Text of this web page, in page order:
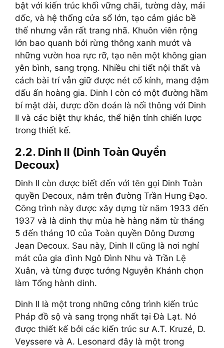
bật với kiến trúc khối vững chãi, tường dày, mái
dốc, và hệ thống cửa sổ lớn, tạo cảm giác bề
thế nhưng vẫn rất trang nhã. Khuôn viên rộng
lớn bao quanh bởi rừng thông xanh mướt và
những vườn hoa rực rỡ, tạo nên một không gian
yên bình, sang trọng. Nhiều chi tiết nội thất và
cách bài trí vẫn giữ được nét cổ kính, mang đậm
dấu ấn hoàng gia. Dinh I còn có một đường hầm
bí mật dài, được đồn đoán là nối thông với Dinh
II và các biệt thự khác, thể hiện tính chiến lược
trong thiết kế.
2.2. Dinh II (Dinh Toàn Quyền
Decoux)
Dinh II còn được biết đến với tên gọi Dinh Toàn
quyền Decoux, nằm trên đường Trần Hưng Đạo.
Công trình này được xây dựng từ năm 1933 đến
1937 và là dinh thự mùa hè hàng năm từ tháng
5 đến tháng 10 của Toàn quyền Đông Dương
Jean Decoux. Sau này, Dinh II cũng là nơi nghỉ
mát của gia đình Ngô Đình Nhu và Trần Lệ
Xuân, và từng được tướng Nguyễn Khánh chọn
làm Tổng hành dinh.
Dinh II là một trong những công trình kiến trúc
Pháp đồ sộ và sang trọng nhất tại Đà Lạt. Nó
được thiết kế bởi các kiến trúc sư A.T. Kruzé, D.
Veyssere và A. Lesonard đây là một trong